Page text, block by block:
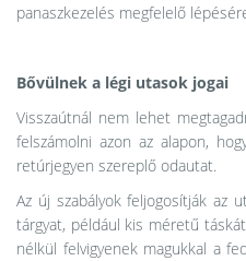
panaszkezelés megfelelő
Bővülnek a légi utasok jogai
Visszaútnál nem lehet
felszámolni azon az alapon,
retúrjegyen szereplő odautat.
Az új szabályok feljogosítják az
tárgyat, például kis méretű
nélkül felvigyenek magukkal a